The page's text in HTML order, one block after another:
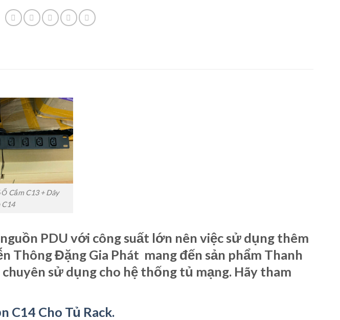
Cắm C13 + Dây
C14
PDU với công suất lớn nên việc sử dụng thêm
Thông Đặng Gia Phát mang đến sản phẩm Thanh
sử dụng cho hệ thống tủ mạng. Hãy tham
C14 Cho Tủ Rack.